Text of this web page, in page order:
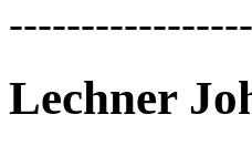
Lechner